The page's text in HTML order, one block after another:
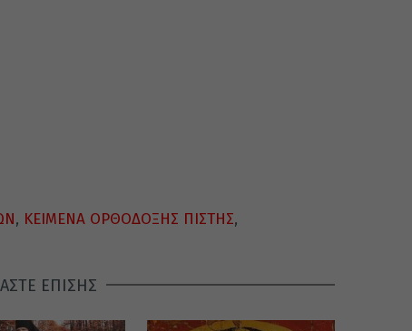
, ΚΕΙΜΕΝΑ ΟΡΘΟΔΟΞΗΣ ΠΙΣΤΗΣ,
ΕΠΙΣΗΣ